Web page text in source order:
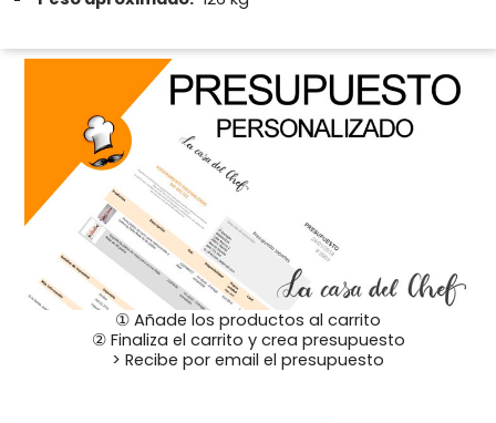
① Añade los productos al carrito
② Finaliza el carrito y crea presupuesto
> Recibe por email el presupuesto